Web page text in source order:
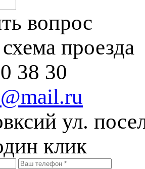
вопрос
проезда
38 30
ул.
клик